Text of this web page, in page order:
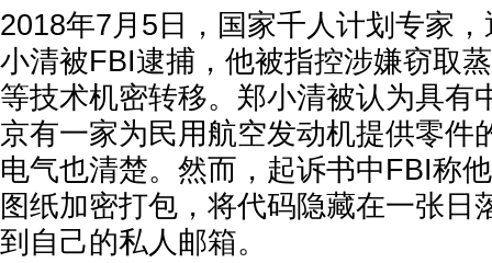
2018年7月5日，国家千人计划专家
小清被FBI逮捕，他被指控涉嫌窃取
等技术机密转移。郑小清被认为具有
京有一家为民用航空发动机提供零件
电气也清楚。然而，起诉书中FBI称
图纸加密打包，将代码隐藏在一张日
到自己的私人邮箱。